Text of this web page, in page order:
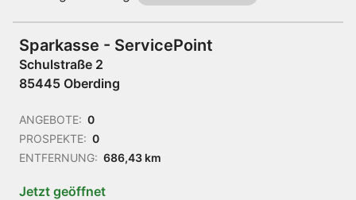
Sparkasse - ServicePoint
Schulstraße 2
85445 Oberding
ANGEBOTE: 0
PROSPEKTE: 0
ENTFERNUNG: 686,43 km
Jetzt geöffnet